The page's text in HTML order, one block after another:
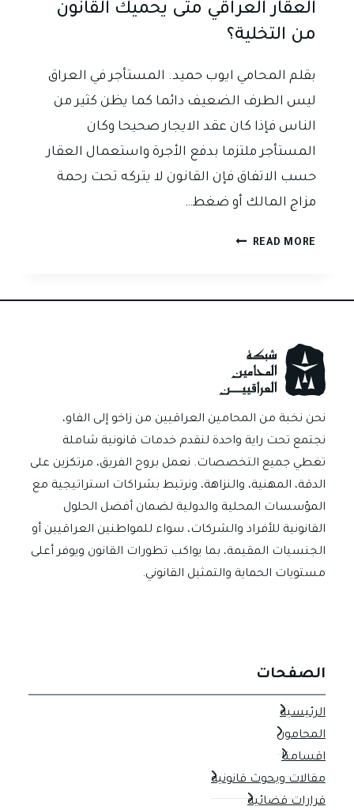
العقار العراقي متى يحميك القانون
من التخلية؟
بقلم المحامي ايوب حميد. المستأجر في العراق
ليس الطرف الضعيف دائما كما يظن كثير من
الناس فإذا كان عقد الايجار صحيحا وكان
المستأجر ملتزما بدفع الأجرة واستعمال العقار
حسب الاتفاق فإن القانون لا يتركه تحت رحمة
مزاج المالك أو ضغط…
READ MORE حقوق
قانون
العراقي
متى
يحميك
القانون
من
التخلية؟
نحن نخبة من المحامين العراقيين من زاخو إلى الفاو،
نجتمع تحت راية واحدة لنقدم خدمات قانونية شاملة
تغطي جميع التخصصات. نعمل بروح الفريق، مرتكزين على
الدقة، المهنية، والنزاهة، ونرتبط بشراكات استراتيجية مع
المؤسسات المحلية والدولية لضمان أفضل الحلول
القانونية للأفراد والشركات، سواء للمواطنين العراقيين أو
الجنسيات المقيمة، بما يواكب تطورات القانون ويوفر أعلى
مستويات الحماية والتمثيل القانوني.
الصفحات
الرئيسية
المحامون
اقسامنا
مقالات وبحوث قانونية
قرارات قضائية